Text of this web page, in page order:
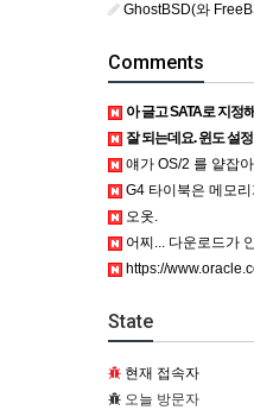
GhostBSD(와
Comments
아 글고 SATA로 지정해도 됩니다. 저 글 진짜 이상하네
잘 되는데요. 윈도 설정 문제신거 같은데. 크롬
얘가 OS/2 를 얕잡
G4 타이북은 메모리가
오옷.
어찌... 다운로드가 안 됩니다. https://
https://www.oracle.com/kr/
State
현재 접속자
오늘 방문자